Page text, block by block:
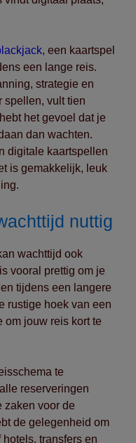
, een kaartspel
een lange reis.
strategie en
spellen, vult tien
het gevoel dat je
dan wachten.
digitale kaartspellen
is gemakkelijk, leuk
nuttig
wachttijd ook
vooral prettig om je
tijdens een langere
rustige hoek van een
om jouw reis kort te
te
reserveringen
zaken voor de
de gelegenheid om
transfers en